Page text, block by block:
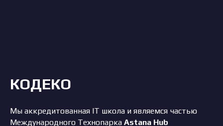
КОДЕКО
Мы аккредитованная IT школа и являемся частью
Международного Технопарка Astana Hub